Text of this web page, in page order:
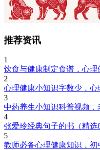
推荐资讯
1
饮食与健康制定食谱，心理
2
心理健康小知识字数少，心
3
中药养生小知识科普视频
4
张爱玲经典句子的书（精选
5
教师必备心理健康知识，